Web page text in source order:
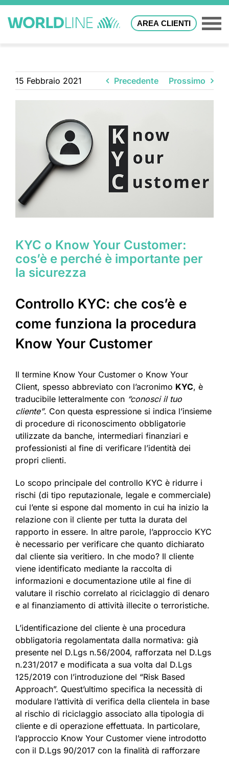
AREA CLIENTI
15 Febbraio 2021 Precedente Prossimo
KYC o Know Your Customer:
cos’è e perché è importante per
la sicurezza
Controllo KYC: che cos’è e
come funziona la procedura
Know Your Customer
Il termine Know Your Customer o Know Your
Client, spesso abbreviato con l’acronimo KYC, è
traducibile letteralmente con “conosci il tuo
cliente”. Con questa espressione si indica l’insieme
di procedure di riconoscimento obbligatorie
utilizzate da banche, intermediari finanziari e
professionisti al fine di verificare l’identità dei
propri clienti.
Lo scopo principale del controllo KYC è ridurre i
rischi (di tipo reputazionale, legale e commerciale)
cui l’ente si espone dal momento in cui ha inizio la
relazione con il cliente per tutta la durata del
rapporto in essere. In altre parole, l’approccio KYC
è necessario per verificare che quanto dichiarato
dal cliente sia veritiero. In che modo? Il cliente
viene identificato mediante la raccolta di
informazioni e documentazione utile al fine di
valutare il rischio correlato al riciclaggio di denaro
e al finanziamento di attività illecite o terroristiche.
L’identificazione del cliente è una procedura
obbligatoria regolamentata dalla normativa: già
presente nel D.Lgs n.56/2004, rafforzata nel D.Lgs
n.231/2017 e modificata a sua volta dal D.Lgs
125/2019 con l’introduzione del “Risk Based
Approach”. Quest’ultimo specifica la necessità di
modulare l’attività di verifica della clientela in base
al rischio di riciclaggio associato alla tipologia di
cliente e di operazione effettuata. In particolare,
l’approccio Know Your Customer viene introdotto
con il D.Lgs 90/2017 con la finalità di rafforzare